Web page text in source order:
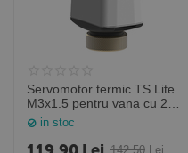
Servomotor termic TS Lite
M3x1.5 pentru vana cu 2
caiin stoc
142.50 Lei